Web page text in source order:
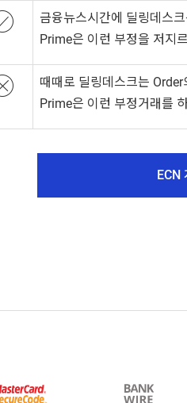
금융뉴스시간에 딜링데스
Prime은 이런 부정을 저지
때때로 딜링데스크는
Prime은 이런 부정거래를
ECN